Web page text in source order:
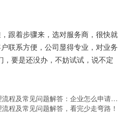
着步骤来，选对服务商，很快就
联系方便，公司显得专业，对业务
要是还没办，不妨试试，说不定
及常见问题解答：企业怎么申请更省心？
程及常见问题解答，看完少走弯路！